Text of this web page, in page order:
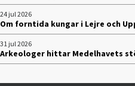
24 jul 2026
Om forntida kungar i Lejre och
31 jul 2026
Arkeologer hittar Medelhavets